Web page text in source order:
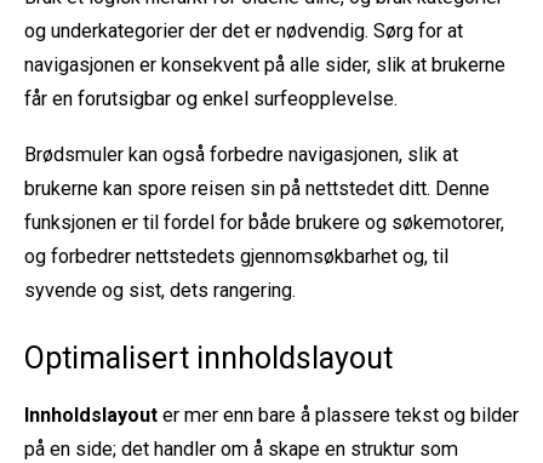
og underkategorier der det er nødvendig. Sørg for at
navigasjonen er konsekvent på alle sider, slik at brukerne
får en forutsigbar og enkel surfeopplevelse.
Brødsmuler kan også forbedre navigasjonen, slik at
brukerne kan spore reisen sin på nettstedet ditt. Denne
funksjonen er til fordel for både brukere og søkemotorer,
og forbedrer nettstedets gjennomsøkbarhet og, til
syvende og sist, dets rangering.
Optimalisert innholdslayout
Innholdslayout er mer enn bare å plassere tekst og bilder
på en side; det handler om å skape en struktur som